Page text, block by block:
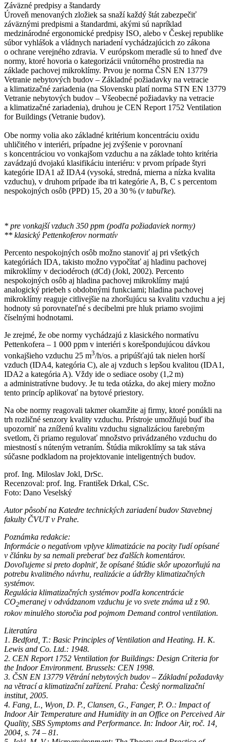
Záväzné predpisy a štandardy
Úroveň menovaných zložiek sa snaží každý štát zabezpečiť
záväznými predpismi a štandardmi, akými sú napríklad
medzinárodné ergonomické predpisy ISO, alebo v Českej republike
súbor vyhlášok a vládnych nariadení vychádzajúcich zo zákona
o ochrane verejného zdravia. V európskom meradle sú to hneď dve
normy, ktoré hovoria o kategorizácii vnútorného prostredia na
základe pachovej mikroklímy. Prvou je norma ČSN EN 13779
Vetranie nebytových budov – Základné požiadavky na vetracie
a klimatizačné zariadenia (na Slovensku platí norma STN EN 13779
Vetranie nebytových budov – Všeobecné požiadavky na vetracie
a klimatizačné zariadenia), druhou je CEN Report 1752 Ventilation
for Buildings (Vetranie budov).
Obe normy volia ako základné kritérium koncentráciu oxidu
uhličitého v interiéri, prípadne jej zvýšenie v porovnaní
s koncentráciou vo vonkajšom vzduchu a na základe tohto kritéria
zavádzajú dvojakú klasifikáciu interiéru: v prvom prípade štyri
kategórie IDA1 až IDA4 (vysoká, stredná, mierna a nízka kvalita
vzduchu), v druhom prípade iba tri kategórie A, B, C s percentom
nespokojných osôb (PPD) 15, 20 a 30 % (v tabuľke).
* pre vonkajší vzduch 350 ppm (podľa požiadaviek normy)
** klasický Pettenkoferov normatív
Percento nespokojných osôb možno stanoviť aj pri všetkých
kategóriách IDA, takisto možno vypočítať aj hladinu pachovej
mikroklímy v deciodéroch (dCd) (Jokl, 2002). Percento
nespokojných osôb aj hladina pachovej mikroklímy majú
analogický priebeh s obdobnými funkciami; hladina pachovej
mikroklímy reaguje citlivejšie na zhoršujúcu sa kvalitu vzduchu a jej
hodnoty sú porovnateľné s decibelmi pre hluk priamo svojimi
číselnými hodnotami.
Je zrejmé, že obe normy vychádzajú z klasického normatívu
Pettenkofera – 1 000 ppm v interiéri s korešpondujúcou dávkou
vonkajšieho vzduchu 25 m3/h/os. a pripúšťajú tak nielen horší
vzduch (IDA4, kategória C), ale aj vzduch s lepšou kvalitou (IDA1,
IDA2 a kategória A). Vždy ide o sediace osoby (1,2 m)
a administratívne budovy. Je tu teda otázka, do akej miery možno
tento princíp aplikovať na bytové priestory.
Na obe normy reagovali takmer okamžite aj firmy, ktoré ponúkli na
trh rozličné senzory kvality vzduchu. Prístroje umožňujú buď iba
upozorniť na zníženú kvalitu vzduchu signalizáciou farebným
svetlom, či priamo regulovať množstvo privádzaného vzduchu do
miestností s núteným vetraním. Štúdia mikroklímy sa tak stáva
súčasne podkladom na projektovanie inteligentných budov.
prof. Ing. Miloslav Jokl, DrSc.
Recenzoval: prof. Ing. František Drkal, CSc.
Foto: Dano Veselský
Autor pôsobí na Katedre technických zariadení budov Stavebnej
fakulty ČVUT v Prahe.
Poznámka redakcie:
Informácie o negatívom vplyve klimatizácie na pocity ľudí opísané
v článku by sa nemali preberať bez ďalších komentárov.
Dovoľujeme si preto doplniť, že opísané štúdie skôr upozorňujú na
potrebu kvalitného návrhu, realizácie a údržby klimatizačných
systémov.
Regulácia klimatizačných systémov podľa koncentrácie
CO2meranej v odvádzanom vzduchu je vo svete známa už z 90.
rokov minulého storočia pod pojmom Demand control ventilation.
Literatúra
1. Bedford, T.: Basic Principles of Ventilation and Heating. H. K.
Lewis and Co. Ltd.: 1948.
2. CEN Report 1752 Ventilation for Buildings: Design Criteria for
the Indoor Environment. Brussels: CEN 1998.
3. ČSN EN 13779 Větrání nebytových budov – Základní požadavky
na větrací a klimatizační zařízení. Praha: Český normalizační
institut, 2005.
4. Fang, L., Wyon, D. P., Clansen, G., Fanger, P. O.: Impact of
Indoor Air Temperature and Humidity in an Office on Perceived Air
Quality, SBS Symptoms and Performance. In: Indoor Air, roč. 14,
2004, s. 74 – 81.